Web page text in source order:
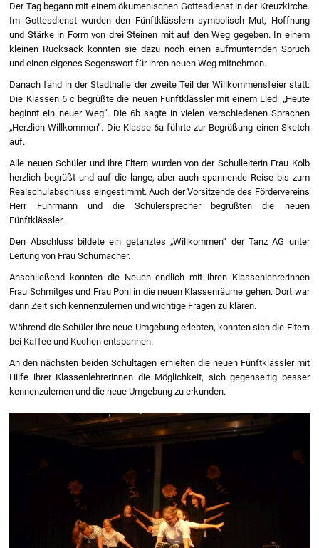
Der Tag begann mit einem ökumenischen Gottesdienst in der Kreuzkirche.
Im Gottesdienst wurden den Fünftklässlern symbolisch Mut, Hoffnung
und Stärke in Form von drei Steinen mit auf den Weg gegeben. In einem
kleinen Rucksack konnten sie dazu noch einen aufmunternden Spruch
und einen eigenes Segenswort für ihren neuen Weg mitnehmen.
Danach fand in der Stadthalle der zweite Teil der Willkommensfeier statt:
Die Klassen 6 c begrüßte die neuen Fünftklässler mit einem Lied: „Heute
beginnt ein neuer Weg“. Die 6b sagte in vielen verschiedenen Sprachen
„Herzlich Willkommen“. Die Klasse 6a führte zur Begrüßung einen Sketch
auf.
Alle neuen Schüler und ihre Eltern wurden von der Schulleiterin Frau Kolb
herzlich begrüßt und auf die lange, aber auch spannende Reise bis zum
Realschulabschluss eingestimmt. Auch der Vorsitzende des Fördervereins
Herr Fuhrmann und die Schülersprecher begrüßten die neuen
Fünftklässler.
Den Abschluss bildete ein getanztes „Willkommen“ der Tanz AG unter
Leitung von Frau Schumacher.
Anschließend konnten die Neuen endlich mit ihren Klassenlehrerinnen
Frau Schmitges und Frau Pohl in die neuen Klassenräume gehen. Dort war
dann Zeit sich kennenzulernen und wichtige Fragen zu klären.
Während die Schüler ihre neue Umgebung erlebten, konnten sich die Eltern
bei Kaffee und Kuchen entspannen.
An den nächsten beiden Schultagen erhielten die neuen Fünftklässler mit
Hilfe ihrer Klassenlehrerinnen die Möglichkeit, sich gegenseitig besser
kennenzulernen und die neue Umgebung zu erkunden.